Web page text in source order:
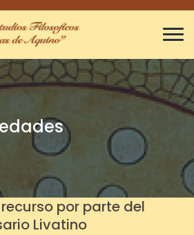
por parte del
Livatino